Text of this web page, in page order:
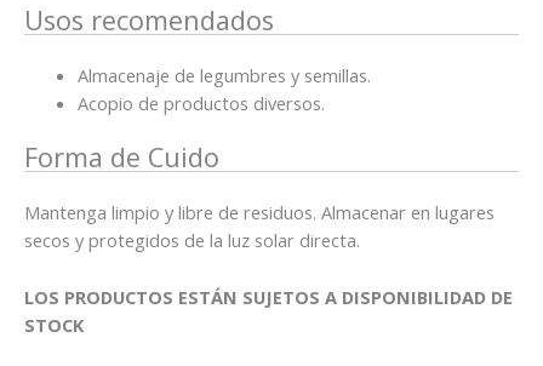
Usos recomendados
Almacenaje de legumbres y semillas.
Acopio de productos diversos.
Forma de Cuido
Mantenga limpio y libre de residuos. Almacenar en lugares
secos y protegidos de la luz solar directa.
LOS PRODUCTOS ESTÁN SUJETOS A DISPONIBILIDAD DE
STOCK